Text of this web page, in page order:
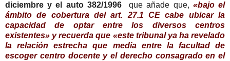
diciembre y el auto 382/1996
que añade que, «bajo el
ámbito de cobertura del art. 27.1 CE cabe ubicar la
capacidad de optar entre los diversos centros
existentes» y recuerda que «este tribunal ya ha revelado
la relación estrecha que media entre la facultad de
escoger centro docente y el derecho consagrado en el